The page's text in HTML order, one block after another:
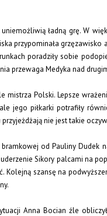
ładną grę. W
przypominała
poradziły sobie
przewaga Medyka nad
Polski. Lepsze
jego piłkarki potrafiły
nie jest takie
bramkowej od Pauliny Dudek
Sikory palcami na
szansę na
Anna Bocian źle